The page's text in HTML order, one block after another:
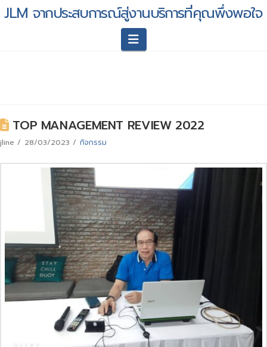
JLM จากประสบการณ์สู่งานบริการที่คุณพึ่งพอใจ
Navigation
TOP MANAGEMENT REVIEW 2022
jline 28/03/2023 กิจกรรม